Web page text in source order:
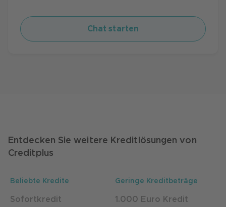
Chat starten
Entdecken Sie weitere Kreditlösungen von
Creditplus
Beliebte Kredite
Sofortkredit
Geringe Kreditbeträge
1.000 Euro Kredit